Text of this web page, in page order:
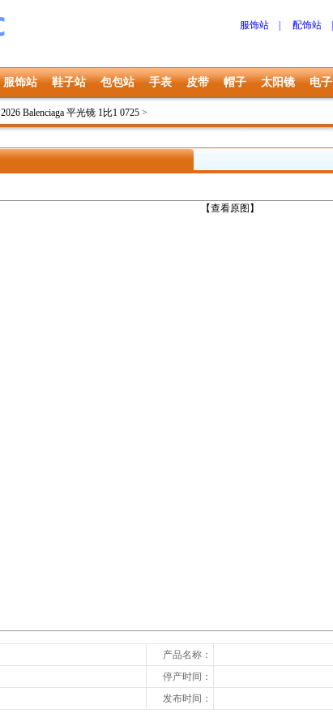
服饰站 配饰站
服饰站 鞋子站 包包站 手表 皮带 帽子 太阳镜 电子
2026 Balenciaga 平光镜 1比1 0725 >
【查看原图】
上一张
产品名称：
停产时间：
发布时间：